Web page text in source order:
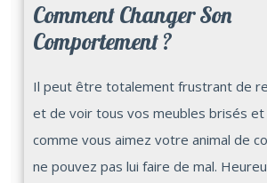
Comment Changer Son
Comportement ?
Il peut être totalement frustrant de
et de voir tous vos meubles brisés et
comme vous aimez votre animal de
ne pouvez pas lui faire de mal.